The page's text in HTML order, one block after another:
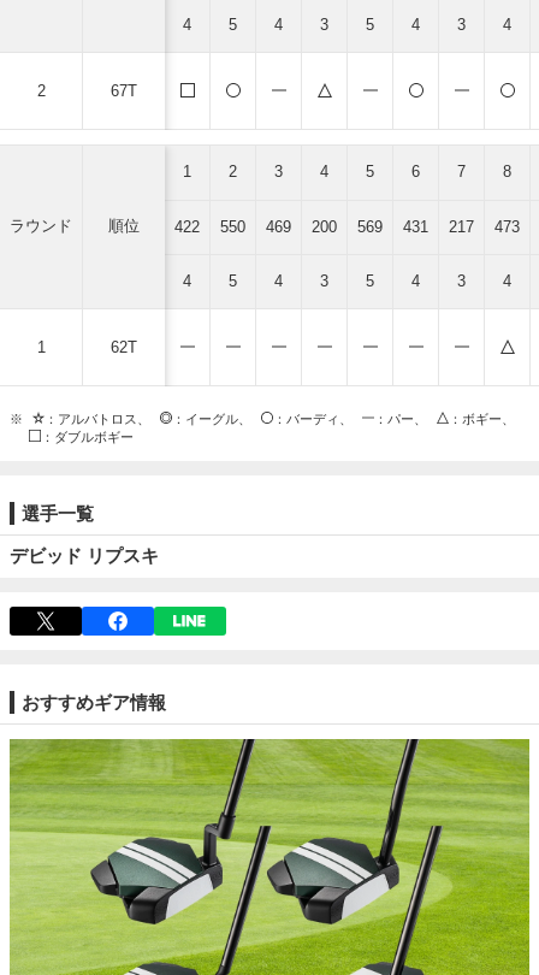
2 67T
4 5 4 3 5 4 3 4
ラウンド 順位
1 62T
1 2 3 4 5 6 7 8
422 550 469 200 569 431 217 473
4 5 4 3 5 4 3 4
※ ：アルバトロス、 ：イーグル、 ：バーディ、 ：パー、
：ボギー、
：ダブルボギー
選手一覧
デビッド リプスキ
おすすめギア情報